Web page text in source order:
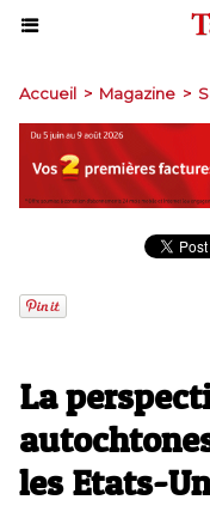
Accueil > Magazine >
La
les Etats-